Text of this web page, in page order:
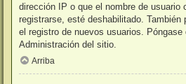
dirección IP o que el nombre de usuario
registrarse, esté deshabilitado. También
el registro de nuevos usuarios.
Administración del sitio.
Arriba